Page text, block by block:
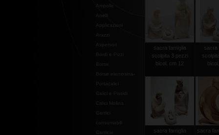
Ampolle
Anelli
Applicazioni
Arazzi
Aspersori
Bordi e Pizzi
Borse
Borse elemosina-
Portacalici
Calici e Pissidi
Calici Molina
sacra famiglia
scolpita 3 pezzi
bicol. cm 12
sacra
sacra famiglia
sacra